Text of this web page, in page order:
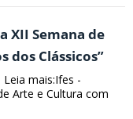
XII Semana de
dos Clássicos”
mais:Ifes -
Arte e Cultura com